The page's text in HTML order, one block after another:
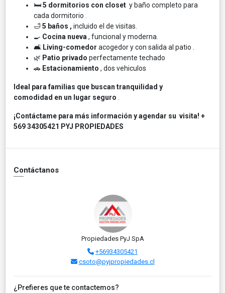
🛏️5 dormitorios con closet y baño completo para
cada dormitorio .
🛁5 baños , incluido el de visitas.
🍳 Cocina nueva , funcional y moderna.
🛋️ Living-comedor acogedor y con salida al patio .
🌿 Patio privado perfectamente techado
🚗 Estacionamiento , dos vehiculos
Ideal para familias que buscan tranquilidad y
comodidad en un lugar seguro
¡Contáctame para más información y agendar su visita! +
569 34305421 PYJ PROPIEDADES
Contáctanos
Propiedades PyJ SpA
+56934305421
csoto@pyjpropiedades.cl
¿Prefieres que te contactemos?